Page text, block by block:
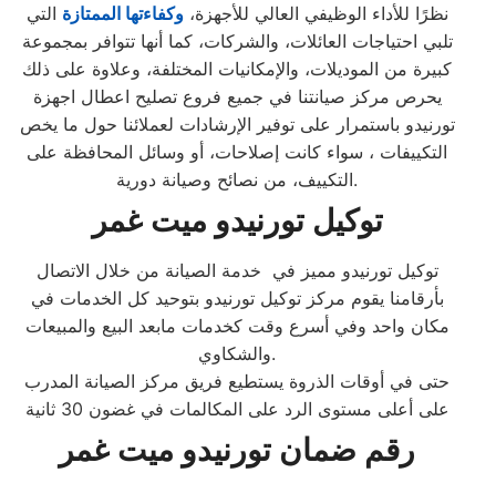
نظرًا للأداء الوظيفي العالي للأجهزة،وكفاءتها الممتازة التي
تلبي احتياجات العائلات، والشركات، كما أنها تتوافر بمجموعة
كبيرة من الموديلات، والإمكانيات المختلفة، وعلاوة على ذلك
يحرص مركز صيانتنا في جميع فروع تصليح اعطال اجهزة
تورنيدو باستمرار على توفير الإرشادات لعملائنا حول ما يخص
التكييفات ، سواء كانت إصلاحات، أو وسائل المحافظة على
التكييف، من نصائح وصيانة دورية.
توكيل تورنيدو ميت غمر
توكيل تورنيدو مميز في خدمة الصيانة من خلال الاتصال
بأرقامنا يقوم مركز توكيل تورنيدو بتوحيد كل الخدمات في
مكان واحد وفي أسرع وقت كخدمات مابعد البيع والمبيعات
والشكاوي.
حتى في أوقات الذروة يستطيع فريق مركز الصيانة المدرب
على أعلى مستوى الرد على المكالمات في غضون 30 ثانية
رقم ضمان تورنيدو ميت غمر